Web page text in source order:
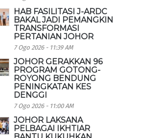
HAB FASILITASI J-ARDC
BAKAL JADI PEMANGKIN
TRANSFORMASI
PERTANIAN JOHOR
7 Ogo 2026 - 11:39 AM
JOHOR GERAKKAN 96
PROGRAM GOTONG-
ROYONG BENDUNG
PENINGKATAN KES
DENGGI
7 Ogo 2026 - 11:00 AM
JOHOR LAKSANA
PELBAGAI IKHTIAR